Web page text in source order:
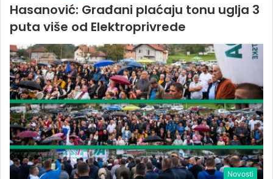
Hasanović: Građani plaćaju tonu uglja 3
puta više od Elektroprivrede
Novosti